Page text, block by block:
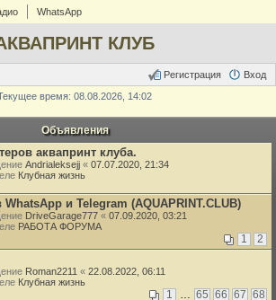
WhatsApp
КЛУБ
Вход
Регистрация
время: 08.08.2026, 14:02
Объявления
аквапринт клуба.
Andrialeksejj « 07.07.2020, 21:34
Клубная жизнь
и Telegram (AQUAPRINT.CLUB)
DriveGarage777 « 07.09.2020, 03:21
РАБОТА ФОРУМА
1 2
Roman2211 « 22.08.2022, 06:11
Клубная жизнь
1 … 65 66 67 68